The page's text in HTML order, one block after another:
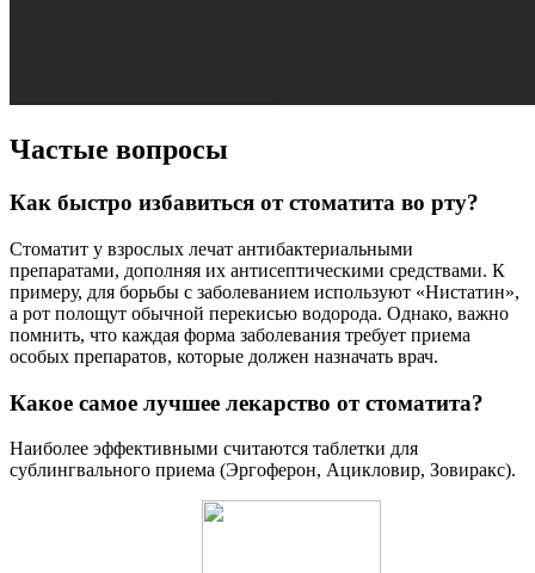
Частые вопросы
Как быстро избавиться от стоматита во рту?
Стоматит у взрослых лечат антибактериальными
препаратами, дополняя их антисептическими средствами. К
примеру, для борьбы с заболеванием используют «Нистатин»,
а рот полощут обычной перекисью водорода. Однако, важно
помнить, что каждая форма заболевания требует приема
особых препаратов, которые должен назначать врач.
Какое самое лучшее лекарство от стоматита?
Наиболее эффективными считаются таблетки для
сублингвального приема (Эргоферон, Ацикловир, Зовиракс).